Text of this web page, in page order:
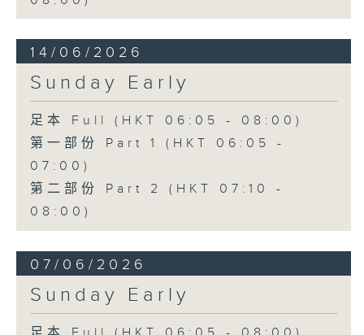
14/06/2026
Sunday Early
足本 Full (HKT 06:05 - 08:00)
第一部份 Part 1 (HKT 06:05 -
07:00)
第二部份 Part 2 (HKT 07:10 -
08:00)
07/06/2026
Sunday Early